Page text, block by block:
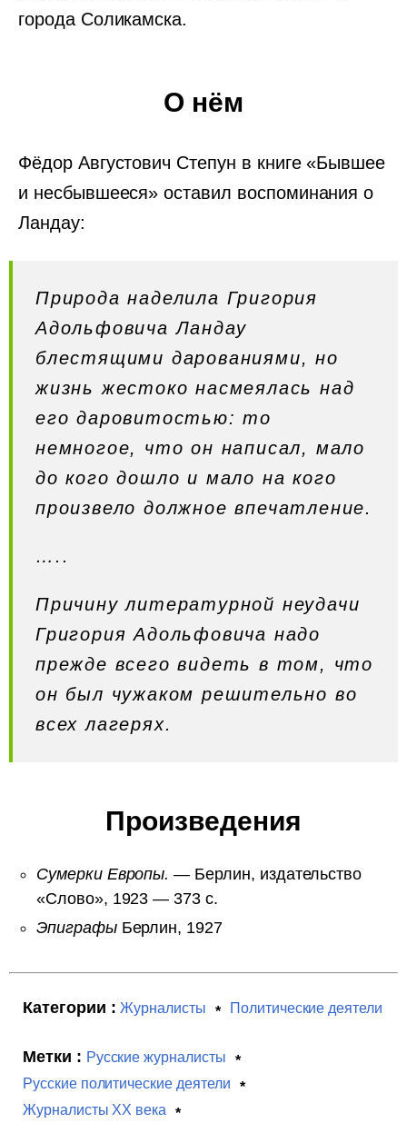
города Соликамска.
О нём
Фёдор Августович Степун в книге «Бывшее
и несбывшееся» оставил воспоминания о
Ландау:
Природа наделила Григория
Адольфовича Ландау
блестящими дарованиями, но
жизнь жестоко насмеялась над
его даровитостью: то
немногое, что он написал, мало
до кого дошло и мало на кого
произвело должное впечатление.
…..
Причину литературной неудачи
Григория Адольфовича надо
прежде всего видеть в том, что
он был чужаком решительно во
всех лагерях.
Произведения
Сумерки Европы. — Берлин, издательство
«Слово», 1923 — 373 с.
ЭпиграфыБерлин, 1927
Категории : Журналисты Политические деятели
Метки : Русские журналисты
Русские политические деятели
Журналисты XX века